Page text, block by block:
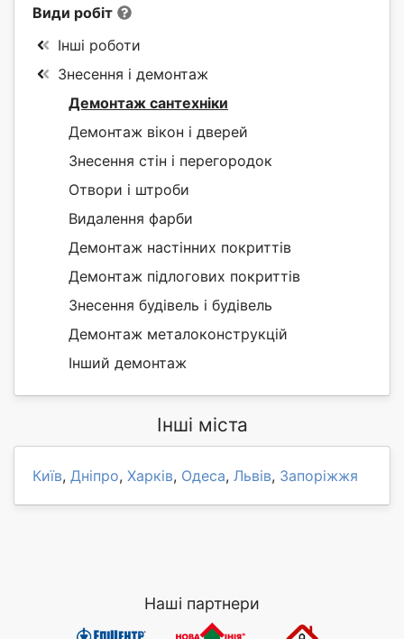
Види робіт
Інші роботи
Знесення і демонтаж
Демонтаж сантехніки
Демонтаж вікон і дверей
Знесення стін і перегородок
Отвори і штроби
Видалення фарби
Демонтаж настінних покриттів
Демонтаж підлогових покриттів
Знесення будівель і будівель
Демонтаж металоконструкцій
Інший демонтаж
Інші міста
Київ, Дніпро, Харків, Одеса, Львів, Запоріжжя
Наші партнери